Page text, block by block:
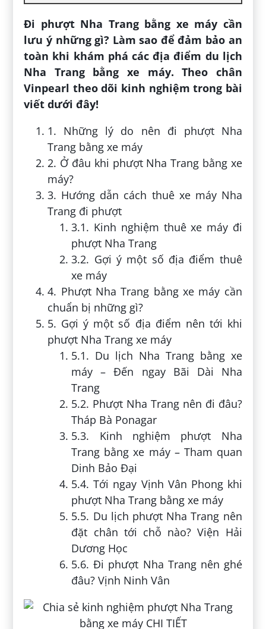
Đi phượt Nha Trang bằng xe máy cần
lưu ý những gì? Làm sao để đảm bảo an
toàn khi khám phá các địa điểm du lịch
Nha Trang bằng xe máy. Theo chân
Vinpearl theo dõi kinh nghiệm trong bài
viết dưới đây!
1. Những lý do nên đi phượt Nha
Trang bằng xe máy
2. Ở đâu khi phượt Nha Trang bằng xe
máy?
3. Hướng dẫn cách thuê xe máy Nha
Trang đi phượt
3.1. Kinh nghiệm thuê xe máy đi
phượt Nha Trang
3.2. Gợi ý một số địa điểm thuê
xe máy
4. Phượt Nha Trang bằng xe máy cần
chuẩn bị những gì?
5. Gợi ý một số địa điểm nên tới khi
phượt Nha Trang xe máy
5.1. Du lịch Nha Trang bằng xe
máy – Đến ngay Bãi Dài Nha
Trang
5.2. Phượt Nha Trang nên đi đâu?
Tháp Bà Ponagar
5.3. Kinh nghiệm phượt Nha
Trang bằng xe máy – Tham quan
Dinh Bảo Đại
5.4. Tới ngay Vịnh Vân Phong khi
phượt Nha Trang bằng xe máy
5.5. Du lịch phượt Nha Trang nên
đặt chân tới chỗ nào? Viện Hải
Dương Học
5.6. Đi phượt Nha Trang nên ghé
đâu? Vịnh Ninh Vân